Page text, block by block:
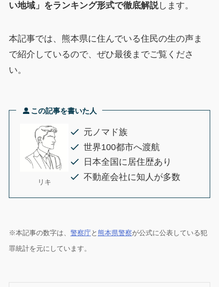
い地域」をランキング形式で徹底解説します。
本記事では、熊本県に住んでいる住民の生の声ま
で紹介しているので、ぜひ最後までご覧くださ
い。
この記事を書いた人
リキ
元ノマド族
世界100都市へ渡航
日本全国に居住歴あり
不動産会社に知人が多数
※本記事の数字は、 警察庁と熊本県警察が公式に公表している犯
罪統計を元にしています。